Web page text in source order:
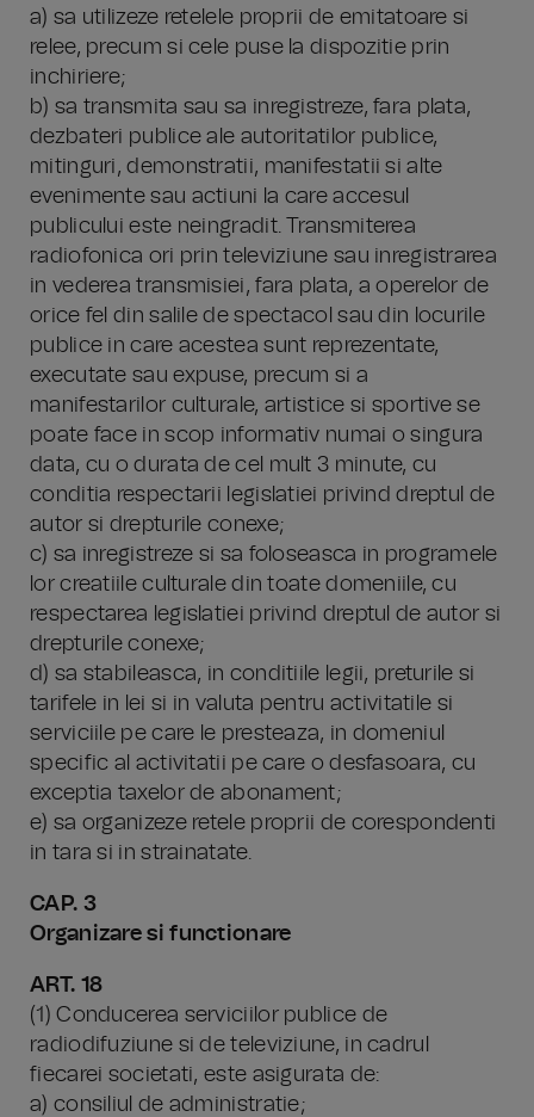
a) sa utilizeze retelele proprii de emitatoare si
relee, precum si cele puse la dispozitie prin
inchiriere;
b) sa transmita sau sa inregistreze, fara plata,
dezbateri publice ale autoritatilor publice,
mitinguri, demonstratii, manifestatii si alte
evenimente sau actiuni la care accesul
publicului este neingradit. Transmiterea
radiofonica ori prin televiziune sau inregistrarea
in vederea transmisiei, fara plata, a operelor de
orice fel din salile de spectacol sau din locurile
publice in care acestea sunt reprezentate,
executate sau expuse, precum si a
manifestarilor culturale, artistice si sportive se
poate face in scop informativ numai o singura
data, cu o durata de cel mult 3 minute, cu
conditia respectarii legislatiei privind dreptul de
autor si drepturile conexe;
c) sa inregistreze si sa foloseasca in programele
lor creatiile culturale din toate domeniile, cu
respectarea legislatiei privind dreptul de autor si
drepturile conexe;
d) sa stabileasca, in conditiile legii, preturile si
tarifele in lei si in valuta pentru activitatile si
serviciile pe care le presteaza, in domeniul
specific al activitatii pe care o desfasoara, cu
exceptia taxelor de abonament;
e) sa organizeze retele proprii de corespondenti
in tara si in strainatate.
CAP. 3
Organizare si functionare
ART. 18
(1) Conducerea serviciilor publice de
radiodifuziune si de televiziune, in cadrul
fiecarei societati, este asigurata de:
a) consiliul de administratie;